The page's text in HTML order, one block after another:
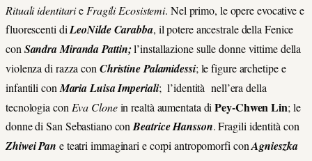
Rituali identitarieFragili Ecosistemi. Nel primo, le opere evocative e
fluorescenti diLeoNilde Carabba, il potere ancestrale della Fenice
conSandra Miranda Pattin;l’installazione sulle donne vittime della
violenza di razza conChristine Palamidessi; le figure archetipe e
infantili conMaria Luisa Imperiali; l’identità nell’era della
tecnologia conEva Clonein realtà aumentata diPey-Chwen Lin; le
donne di San Sebastiano conBeatrice Hansson. Fragili identità con
Zhiwei Pan e teatri immaginari e corpi antropomorfi conAgnieszka